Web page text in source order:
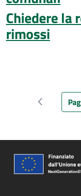
Chiedere la
rimossi
Pagina